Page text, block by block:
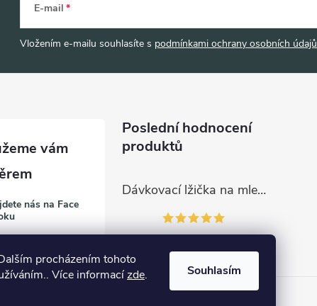
procházením tohoto
Více informacízde. Souhlasím
E-mail
Vložením e-mailu souhlasíte s podmínkami ochrany osobních údajů
nás na Face
Poslední hodnocení
produktů
Dávkovací lžička na mletou kávu 53132C8134